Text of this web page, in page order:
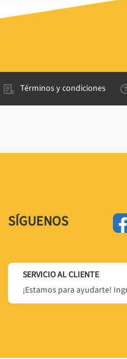
Términos y condiciones
SÍGUENOS
SERVICIO AL CLIENTE
¡Estamos para ayudarte!